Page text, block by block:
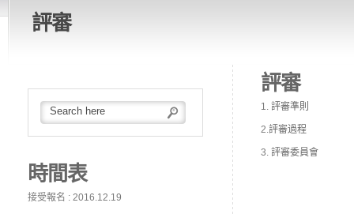
評審
時間表
接受報名 : 2016.12.19
評審
1. 評審準則
2.評審過程
3. 評審委員會